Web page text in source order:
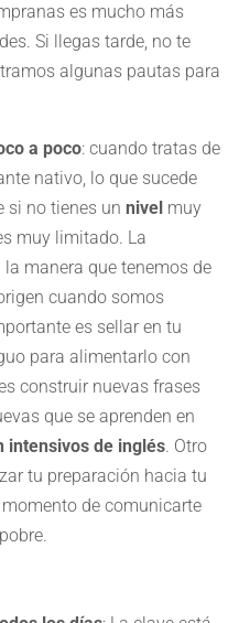
es mucho más
Si llegas tarde, no te
algunas pautas para
a poco: cuando tratas de
nativo, lo que sucede
si no tienes un nivel muy
muy limitado. La
manera que tenemos de
cuando somos
es sellar en tu
para alimentarlo con
construir nuevas frases
que se aprenden en
intensivos de inglés. Otro
tu preparación hacia tu
de comunicarte